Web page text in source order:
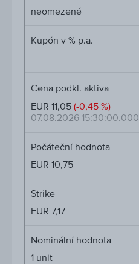
neomezené
Kupón v % p.a.
-
Cena podkl. aktiva
EUR 11,05 (-0,45 %)
07.08.2026 15:30:00.000
Počáteční hodnota
EUR 10,75
Strike
EUR 7,17
Nominální hodnota
1 unit